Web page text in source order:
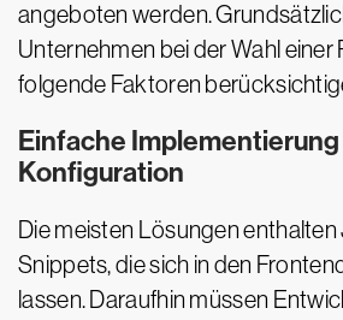
angeboten werden.
Unternehmen bei der Wahl
folgende Faktoren
Einfache Implementierung
Konfiguration
Die meisten Lösungen
Snippets, die sich in den
lassen. Daraufhin müssen